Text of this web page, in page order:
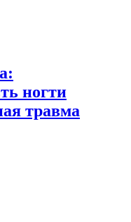
ногти
травма